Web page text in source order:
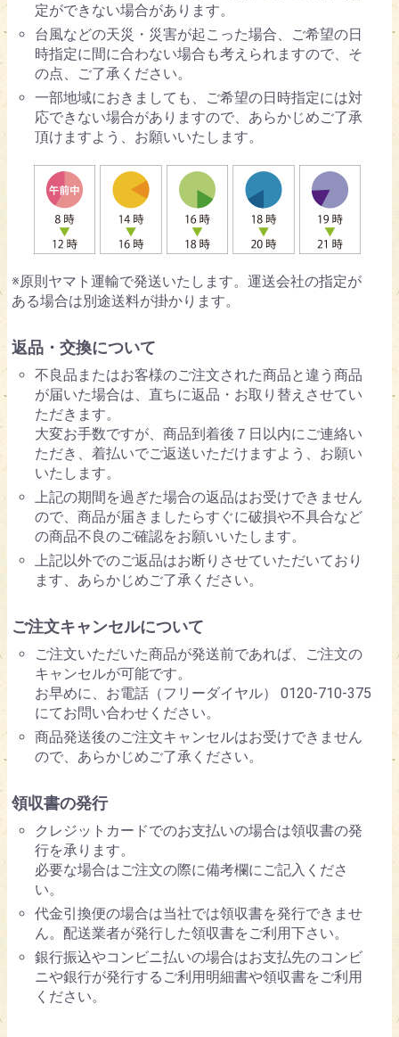
定ができない場合があります。
台風などの天災・災害が起こった場合、ご希望の日
時指定に間に合わない場合も考えられますので、そ
の点、ご了承ください。
一部地域におきましても、ご希望の日時指定には対
応できない場合がありますので、あらかじめご了承
頂けますよう、お願いいたします。
※原則ヤマト運輸で発送いたします。運送会社の指定が
ある場合は別途送料が掛かります。
返品・交換について
不良品またはお客様のご注文された商品と違う商品
が届いた場合は、直ちに返品・お取り替えさせてい
ただきます。
大変お手数ですが、商品到着後７日以内にご連絡い
ただき、着払いでご返送いただけますよう、お願い
いたします。
上記の期間を過ぎた場合の返品はお受けできません
ので、商品が届きましたらすぐに破損や不具合など
の商品不良のご確認をお願いいたします。
上記以外でのご返品はお断りさせていただいており
ます、あらかじめご了承ください。
ご注文キャンセルについて
ご注文いただいた商品が発送前であれば、ご注文の
キャンセルが可能です。
お早めに、お電話（フリーダイヤル） 0120-710-375
にてお問い合わせください。
商品発送後のご注文キャンセルはお受けできません
ので、あらかじめご了承ください。
領収書の発行
クレジットカードでのお支払いの場合は領収書の発
行を承ります。
必要な場合はご注文の際に備考欄にご記入くださ
い。
代金引換便の場合は当社では領収書を発行できませ
ん。配送業者が発行した領収書をご利用下さい。
銀行振込やコンビニ払いの場合はお支払先のコンビ
ニや銀行が発行するご利用明細書や領収書をご利用
ください。